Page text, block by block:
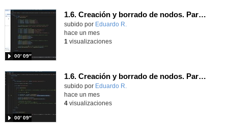
1.6. Creación y borrado de nodos. Parte 2.
Contenido educativo.
subido por Eduardo R.
00′ 09″
hace un mes
1 visualizaciones
1.6. Creación y borrado de nodos. Parte 1.
Contenido educativo.
subido por Eduardo R.
00′ 09″
hace un mes
4visualizaciones